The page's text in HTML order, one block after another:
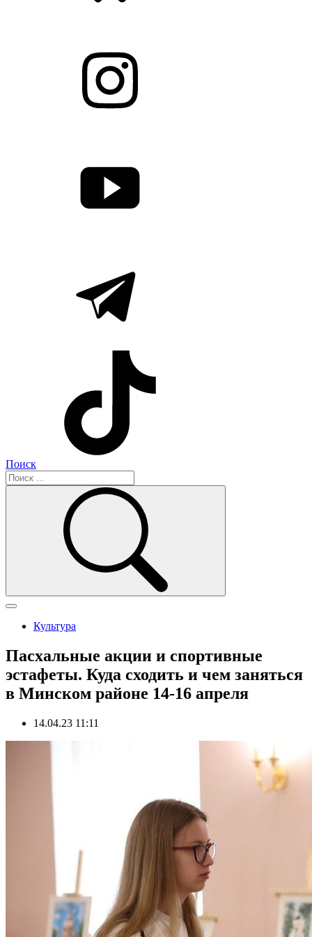
Поиск
Культура
Пасхальные акции и спортивные
эстафеты. Куда сходить и чем заняться
в Минском районе 14-16 апреля
14.04.23 11:11